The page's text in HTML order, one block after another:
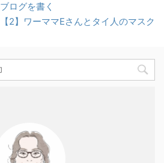
ログを書く
2】ワーママEさんとタイ人のマスク